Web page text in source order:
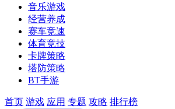
音乐游戏
经营养成
赛车竞速
体育竞技
卡牌策略
塔防策略
BT手游
首页 游戏 应用 专题 攻略 排行榜